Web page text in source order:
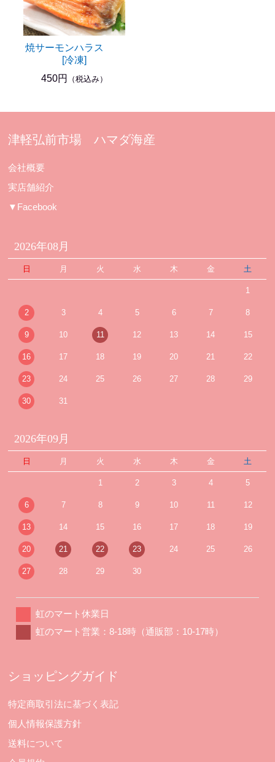
焼サーモンハラス
[冷凍]
450円
（税込み）
津軽弘前市場 ハマダ海産
会社概要
実店舗紹介
▼Facebook
2026年08月
日 月 火 水 木 金 土
1
2 3 4 5 6 7 8
9 10 11 12 13 14 15
16 17 18 19 20 21 22
23 24 25 26 27 28 29
30 31
2026年09月
日 月 火 水 木 金 土
1 2 3 4 5
6 7 8 9 10 11 12
13 14 15 16 17 18 19
20 21 22 23 24 25 26
27 28 29 30
虹のマート休業日
虹のマート営業：8-18時（通販部：10-17時）
ショッピングガイド
特定商取引法に基づく表記
個人情報保護方針
送料について